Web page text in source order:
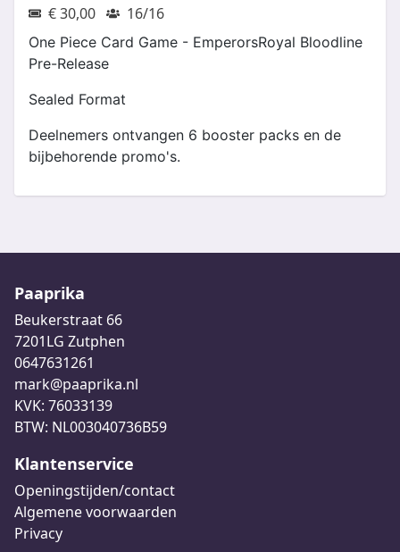
€ 30,00 16/16
One Piece Card Game - EmperorsRoyal Bloodline
Pre-Release
Sealed Format
Deelnemers ontvangen 6 booster packs en de
bijbehorende promo's.
Paaprika
Beukerstraat 66
7201LG Zutphen
0647631261
mark@paaprika.nl
KVK: 76033139
BTW: NL003040736B59
Klantenservice
Openingstijden/contact
Algemene voorwaarden
Privacy